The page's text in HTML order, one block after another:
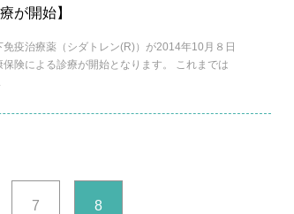
が開始】
疫治療薬（シダトレン(R)）が2014年10月８日
険による診療が開始となります。 これまでは
7 8